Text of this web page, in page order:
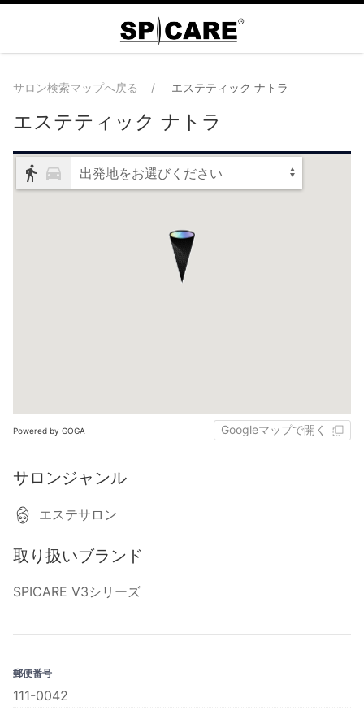
サロン検索マップへ戻る エステティック ナトラ
エステティック ナトラ
出発地をお選びください
Powered by GOGA Googleマップで開く
サロンジャンル
エステサロン
取り扱いブランド
SPICARE V3シリーズ
郵便番号
111-0042